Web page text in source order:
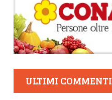
ULTIMI COMMENTI